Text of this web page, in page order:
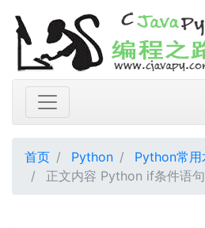
首页 Python
Python常用
正文内容 Python if条件语